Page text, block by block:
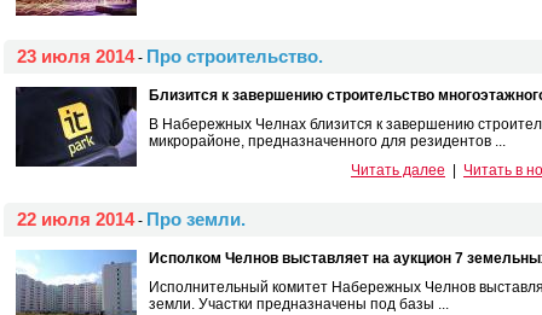
23 июля 2014- Про строительство.
Близится к завершению строительство
В Набережных Челнах близится к завершению
микрорайоне, предназначенного для резидентов ...
Читать далее
Читать в
22 июля 2014- Про земли.
Исполком Челнов выставляет на аукцион 7
Исполнительный комитет Набережных Челнов
земли. Участки предназначены под базы ...